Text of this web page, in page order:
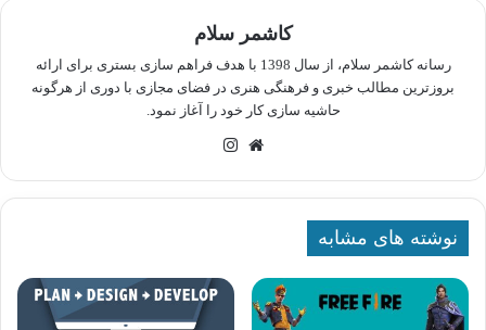
کاشمر سلام
رسانه کاشمر سلام، از سال 1398 با هدف فراهم سازی بستری برای ارائه
بروزترین مطالب خبری و فرهنگی هنری در فضای مجازی با دوری از هرگونه
حاشیه سازی کار خود را آغاز نمود.
وبسایت
نوشته های مشابه